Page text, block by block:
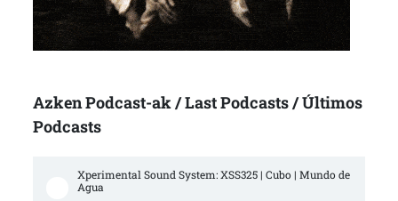
Azken Podcast-ak / Last Podcasts / Últimos
Podcasts
Xperimental Sound System: XSS325 | Cubo | Mundo de
Agua